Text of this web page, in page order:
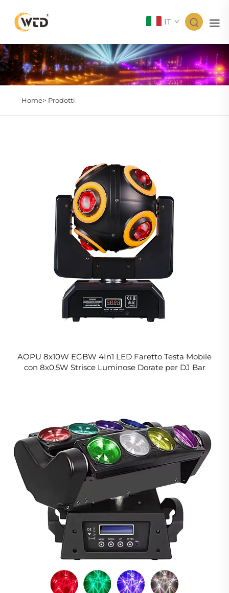
IT
Home> Prodotti
AOPU 8x10W EGBW 4In1 LED Faretto Testa Mobile
con 8x0,5W Strisce Luminose Dorate per DJ Bar